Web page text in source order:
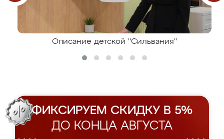
Описание детской "Сильвания"
ФИКСИРУЕМ СКИДКУ В 5%
ДО КОНЦА АВГУСТА